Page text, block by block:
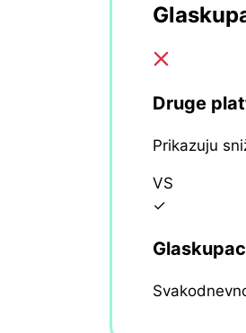
Druge
Prikazuju
VS
✓